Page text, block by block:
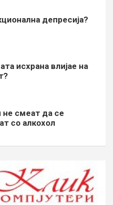
депресија?
исхрана влијае на
не смеат да се
со алкохол